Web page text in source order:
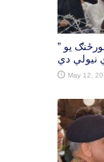
” امنیتي ادارو د پښتون ژغورنې غورځنګ یو
May 12,